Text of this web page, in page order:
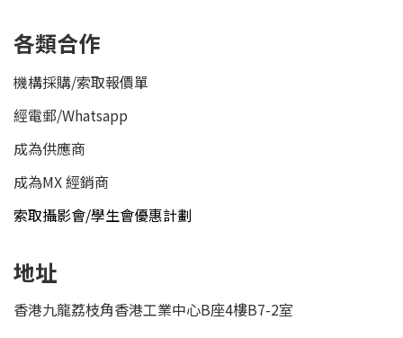
各類合作
機構採購/索取報價單
經電郵/Whatsapp
成為供應商
成為MX 經銷商
索取攝影會/學生會優惠計劃
地址
香港九龍荔枝角香港工業中心B座4樓B7-2室